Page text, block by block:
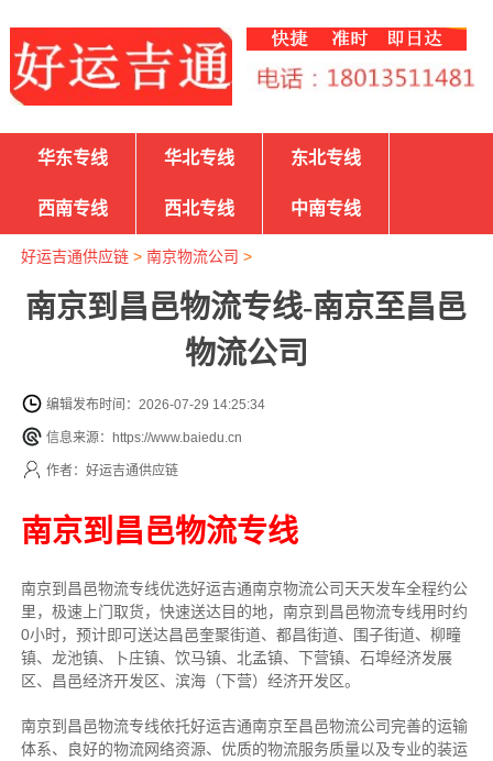
华东专线 华北专线 东北专线
西南专线 西北专线 中南专线
好运吉通供应链> 南京物流公司 >
南京到昌邑物流专线-南京至昌邑
物流公司
编辑发布时间：2026-07-29 14:25:34
信息来源：https://www.baiedu.cn
作者：好运吉通供应链
南京到昌邑物流专线
南京到昌邑物流专线优选好运吉通南京物流公司天天发车全程约公
里， 极速上门取货，快速送达目的地，南京到昌邑物流专线用时约
0小时，预计即可送达昌邑奎聚街道、都昌街道、围子街道、柳疃
镇、龙池镇、卜庄镇、饮马镇、北孟镇、下营镇、石埠经济发展
区、昌邑经济开发区、滨海（下营）经济开发区。
南京到昌邑物流专线依托好运吉通南京至昌邑物流公司完善的运输
体系、良好的物流网络资源、优质的物流服务质量以及专业的装运